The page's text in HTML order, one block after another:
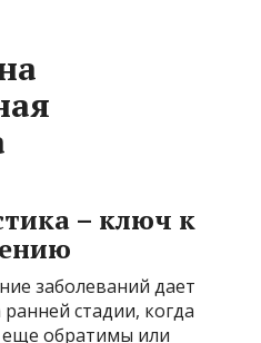
– ключ к
заболеваний дает
стадии, когда
еще обратимы или